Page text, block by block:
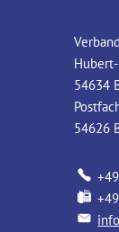
54634
54626